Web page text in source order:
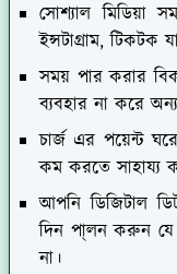
সোশ্যাল মিডিয়া
ইন্সটাগ্রাম,
সময় পার করার
ব্যবহার না করে
চার্জ এর পয়েন্ট
কম করতে সাহায্য
আপনি ডিজিটাল
দিন পা্লন করুন যে
না।